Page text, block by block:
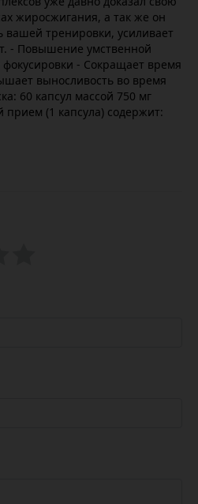
жиросжигания, а так же он
тренировки, усиливает
- Повышение умственной
- Сокращает время
выносливость во время
60 капсул массой 750 мг
(1 капсула) содержит: